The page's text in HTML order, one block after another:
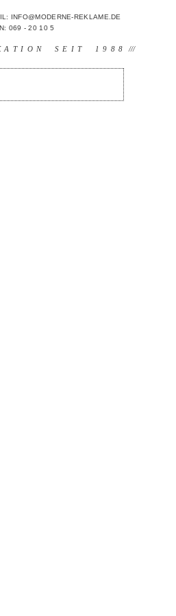
INFO@MODERNE-REKLAME.DE
069 - 20 10 5
SEIT 1988 ///